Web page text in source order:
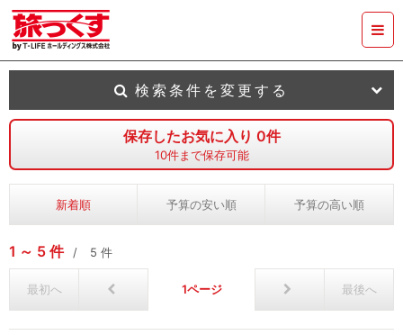
保存したお気に入り 0件
10件まで保存可能
新着順 予算の安い順 予算の高い順
1 5 件 5 件
最初へ 1 最後へ
検索条件を変更する